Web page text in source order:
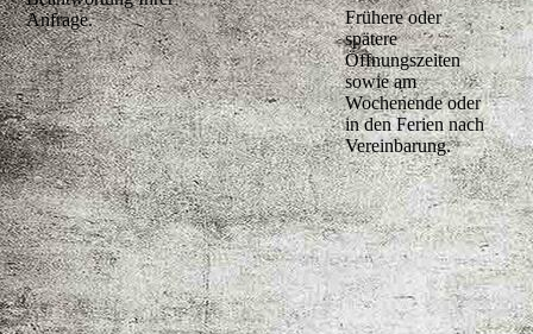
Anfrage.
Frühere oder
spätere
Öffnungszeiten
sowie am
Wochenende oder
in den Ferien nach
Vereinbarung.